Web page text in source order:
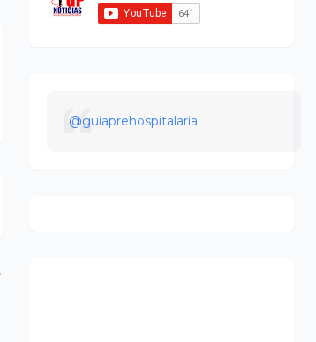
@guiaprehospitalaria